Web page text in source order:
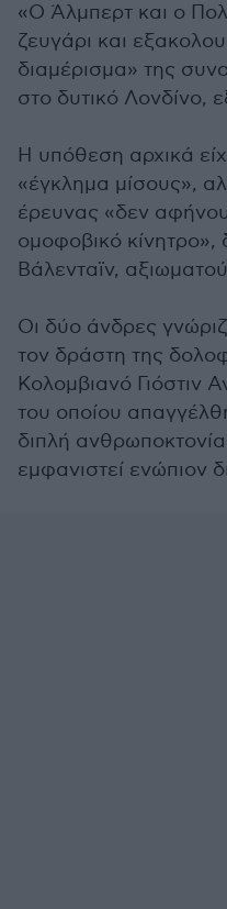
«Ο Άλμπερτ και ο
ζευγάρι και
διαμέρισμα» της
στο δυτικό Λονδίνο,
Η υπόθεση αρχικά
«έγκλημα μίσους»,
έρευνας «δεν
ομοφοβικό κίνητρο»,
Βάλενταϊν,
Οι δύο άνδρες
τον δράστη της
Κολομβιανό Γιόστιν
του οποίου
διπλή
εμφανιστεί ενώπιον